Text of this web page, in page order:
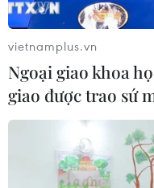
USD), Ý tưởng khởi
tiên tại Sydney dành
du học sinh Việt Nam
vietnamplus.vn
Ngoại giao khoa
giao được trao sứ